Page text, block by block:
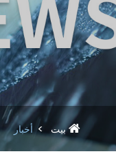
بيت أخبار